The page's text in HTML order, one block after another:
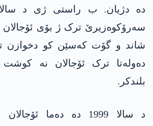
سەرۆکوەزیرێ ترک ژ بۆی ئۆجالان
شاند و گۆت کەسێن کو دخوازن
دەولەتا ترک ئۆجالان نە کوشت
بلندکر.
د سالا 1999 دە دەما